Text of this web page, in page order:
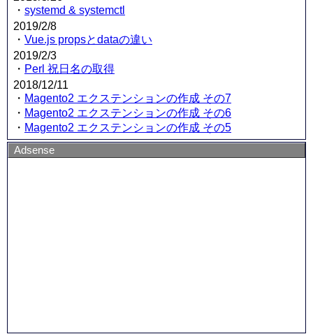
・ systemd & systemctl
2019/2/8
・ Vue.js propsとdataの違い
2019/2/3
・ Perl 祝日名の取得
2018/12/11
・ Magento2 エクステンションの作成 その7
・ Magento2 エクステンションの作成 その6
・ Magento2 エクステンションの作成 その5
Adsense